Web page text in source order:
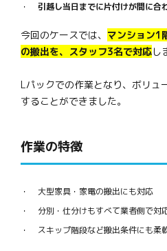
引越し当日までに片付けが間に合
今回のケースでは、 マンション1
の搬出を、スタッフ3名で対応し
Lパックでの作業となり、ボリュ
することができました。
作業の特徴
大型家具・家電の搬出にも対応
分別・仕分けもすべて業者側で対
スキップ階段など搬出条件にも柔